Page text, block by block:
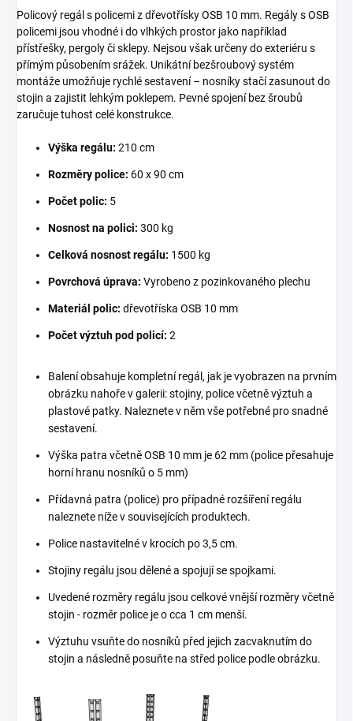
Policový regál s policemi z dřevotřísky OSB 10 mm. Regály s OSB
policemi jsou vhodné i do vlhkých prostor jako například
přístřešky, pergoly či sklepy. Nejsou však určeny do exteriéru s
přímým působením srážek. Unikátní bezšroubový systém
montáže umožňuje rychlé sestavení – nosníky stačí zasunout do
stojin a zajistit lehkým poklepem. Pevné spojení bez šroubů
zaručuje tuhost celé konstrukce.
Výška regálu: 210 cm
Rozměry police: 60 x 90 cm
Počet polic: 5
Nosnost na polici: 300 kg
Celková nosnost regálu: 1500 kg
Povrchová úprava: Vyrobeno z pozinkovaného plechu
Materiál polic: dřevotříska OSB 10 mm
Počet výztuh pod policí: 2
Balení obsahuje kompletní regál, jak je vyobrazen na prvním
obrázku nahoře v galerii: stojiny, police včetně výztuh a
plastové patky. Naleznete v něm vše potřebné pro snadné
sestavení.
Výška patra včetně OSB 10 mm je 62 mm (police přesahuje
horní hranu nosníků o 5 mm)
Přídavná patra (police) pro případné rozšíření regálu
naleznete níže v souvisejících produktech.
Police nastavitelné v krocích po 3,5 cm.
Stojiny regálu jsou dělené a spojují se spojkami.
Uvedené rozměry regálu jsou celkové vnější rozměry včetně
stojin - rozměr police je o cca 1 cm menší.
Výztuhu vsuňte do nosníků před jejich zacvaknutím do
stojin a následně posuňte na střed police podle obrázku.